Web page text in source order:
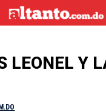
LEONEL Y